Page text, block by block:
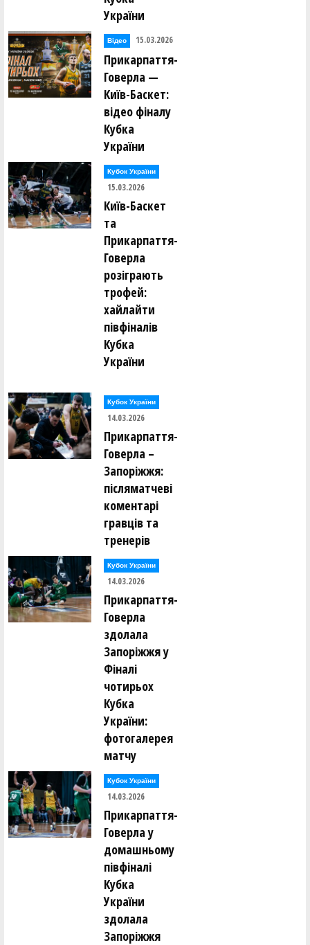
України
Відео 15.03.2026
Прикарпаття-
Говерла —
Київ-Баскет:
відео фіналу
Кубка
України
Кубок України
15.03.2026
Київ-Баскет
та
Прикарпаття-
Говерла
розіграють
трофей:
хайлайти
півфіналів
Кубка
України
Кубок України
14.03.2026
Прикарпаття-
Говерла –
Запоріжжя:
післяматчеві
коментарі
гравців та
тренерів
Кубок України
14.03.2026
Прикарпаття-
Говерла
здолала
Запоріжжя у
Фіналі
чотирьох
Кубка
України:
фотогалерея
матчу
Кубок України
14.03.2026
Прикарпаття-
Говерла у
домашньому
півфіналі
Кубка
України
здолала
Запоріжжя